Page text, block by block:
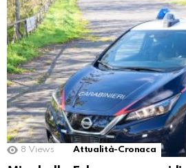
8 Views Attualità-Cronaca